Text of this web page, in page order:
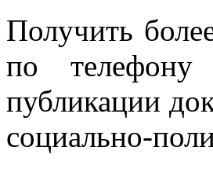
Получить
по
публикации
социально-